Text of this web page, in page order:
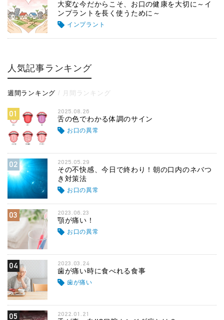
大変な今だからこそ、お口の健康を大切に～イ
ンプラントを長く使うために～
インプラント
人気記事ランキング
週間ランキング 月間ランキング
01 2025.08.26
舌の色でわかる体調のサイン
お口の異常
02 2025.05.29
その不快感、今日で終わり！朝の口内のネバつ
き対策法
お口の異常
03 2023.06.23
顎が痛い！
お口の異常
04 2023.03.24
歯が痛い時に食べれる食事
歯が痛い
05 2022.01.21